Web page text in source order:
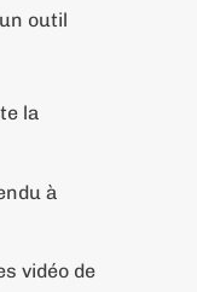
outil
la
à
vidéo de